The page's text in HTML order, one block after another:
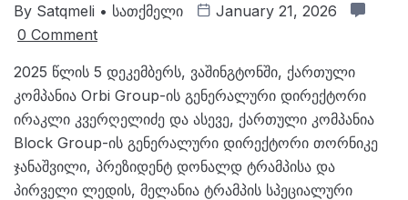
By Satqmeli • Სათქმელი
January 21, 2026
0 Comment
2025 წლის 5 დეკემბერს, ვაშინგტონში, ქართული
კომპანია Orbi Group-ის გენერალური დირექტორი
ირაკლი კვერღელიძე და ასევე, ქართული კომპანია
Block Group-ის გენერალური დირექტორი თორნიკე
ჯანაშვილი, პრეზიდენტ დონალდ ტრამპისა და
პირველი ლედის, მელანია ტრამპის სპეციალური